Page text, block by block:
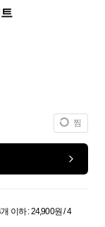
찜
이하 : 24,900원 / 4